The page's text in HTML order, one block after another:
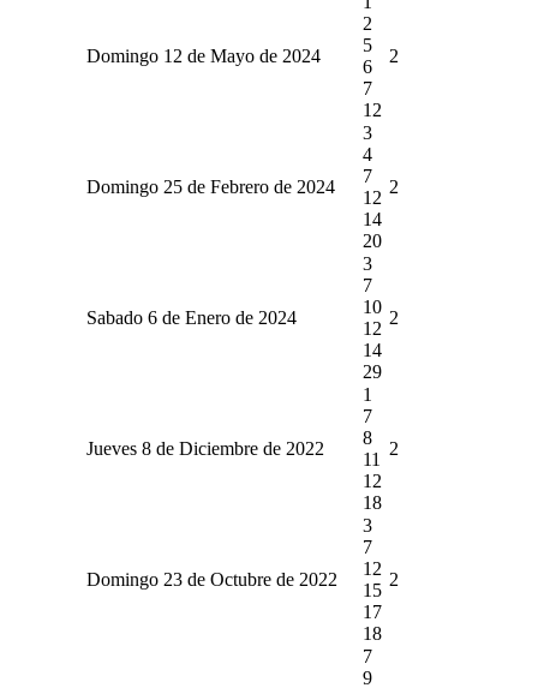
Domingo 12 de Mayo de 2024
2
5
6
7
12
2
Domingo 25 de Febrero de 2024
3
4
7
12
14
20
2
Sabado 6 de Enero de 2024
3
7
10
12
14
29
2
Jueves 8 de Diciembre de 2022
1
7
8
11
12
18
2
Domingo 23 de Octubre de 2022
3
7
12
15
17
18
2
7
9